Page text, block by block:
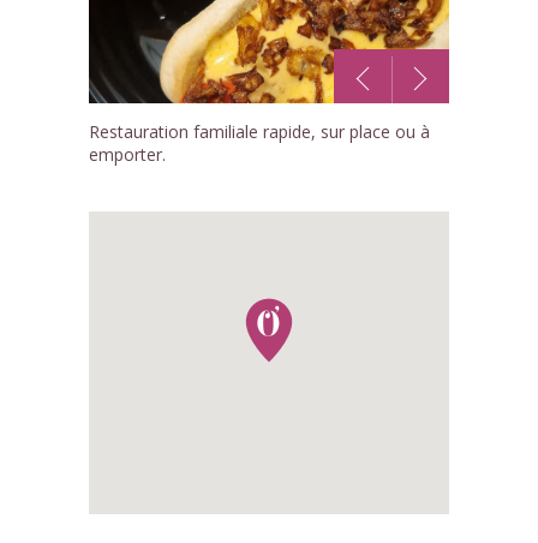
1 /3
Restauration familiale rapide, sur place ou à
emporter.